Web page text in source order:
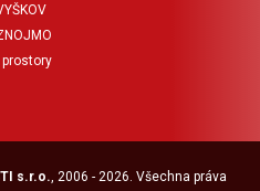
prostory
s.r.o., 2006 - 2026. Všechna práva